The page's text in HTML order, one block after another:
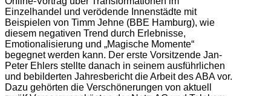
Einzelhandel und verödende Innenstädte mit
Beispielen von Timm Jehne (BBE Hamburg), wie
diesem negativen Trend durch Erlebnisse,
Emotionalisierung und „Magische Momente“
begegnet werden kann. Der erste Vorsitzende Jan-
Peter Ehlers stellte danach in seinem ausführlichen
und bebilderten Jahresbericht die Arbeit des ABA vor.
Dazu gehörten die Verschönerungen von aktuell